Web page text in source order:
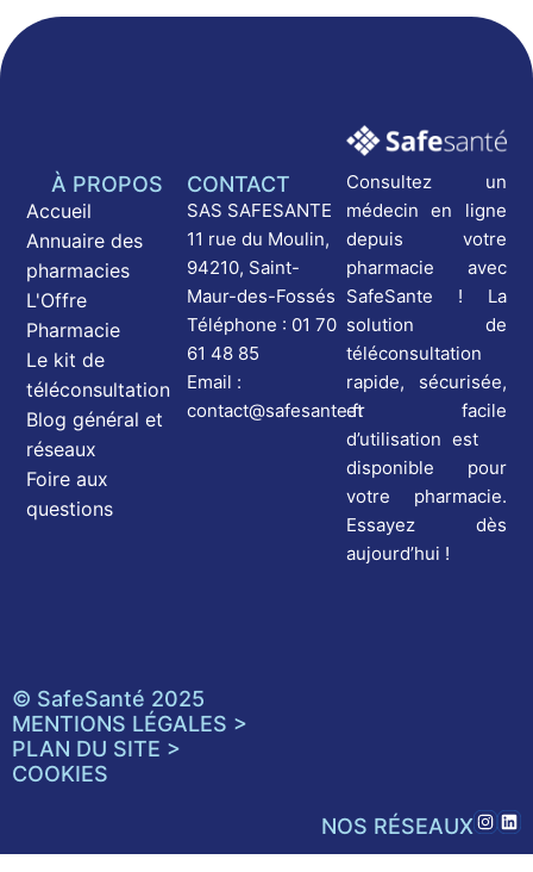
Consultez un
médecin en ligne
depuis votre
pharmacie avec
SafeSante ! La
solution de
téléconsultation
rapide, sécurisée,
et facile
d’utilisation est
disponible pour
votre pharmacie.
Essayez dès
aujourd’hui !
CONTACT
SAS SAFESANTE
11 rue du Moulin,
94210, Saint-
Maur-des-Fossés
Téléphone : 01 70
61 48 85
Email :
contact@safesante.fr
À PROPOS
Accueil
Annuaire des
pharmacies
L'Offre
Pharmacie
Le kit de
téléconsultation
Blog général et
réseaux
Foire aux
questions
© SafeSanté 2025
MENTIONS LÉGALES >
PLAN DU SITE >
COOKIES
NOS RÉSEAUX